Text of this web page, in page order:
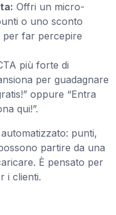
Offri un micro-
o uno sconto
per far percepire
più forte di
per guadagnare
oppure “Entra
qui!”.
punti,
partire da una
È pensato per
i clienti.